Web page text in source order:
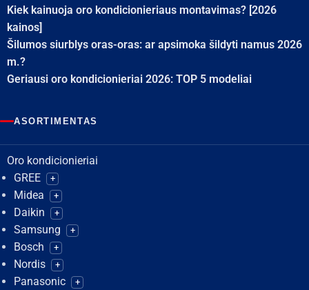
Kiek kainuoja oro kondicionieriaus montavimas? [2026
kainos]
Šilumos siurblys oras-oras: ar apsimoka šildyti namus 2026
m.?
Geriausi oro kondicionieriai 2026: TOP 5 modeliai
ASORTIMENTAS
Oro kondicionieriai
GREE
+
Midea +
Daikin +
Samsung +
Bosch +
Nordis +
Panasonic +